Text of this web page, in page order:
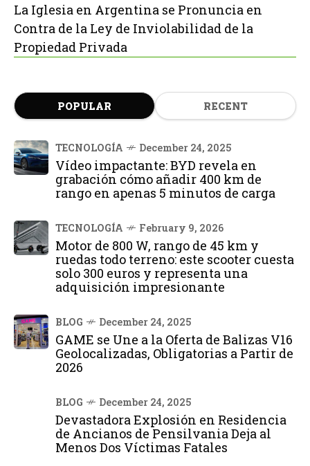
La Iglesia en Argentina se Pronuncia en
Contra de la Ley de Inviolabilidad de la
Propiedad Privada
POPULAR RECENT
TECNOLOGÍA December 24, 2025
Vídeo impactante: BYD revela en
grabación cómo añadir 400 km de
rango en apenas 5 minutos de carga
TECNOLOGÍA February 9, 2026
Motor de 800 W, rango de 45 km y
ruedas todo terreno: este scooter cuesta
solo 300 euros y representa una
adquisición impresionante
BLOG December 24, 2025
GAME se Une a la Oferta de Balizas V16
Geolocalizadas, Obligatorias a Partir de
2026
BLOG December 24, 2025
Devastadora Explosión en Residencia
de Ancianos de Pensilvania Deja al
Menos Dos Víctimas Fatales